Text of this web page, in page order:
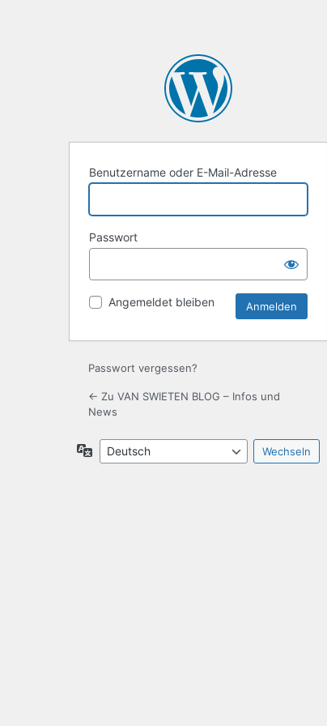
Benutzername oder E-Mail-Adresse
Passwort
Angemeldet bleiben
Passwort vergessen?
← Zu VAN SWIETEN BLOG – Infos und
News
Sprache